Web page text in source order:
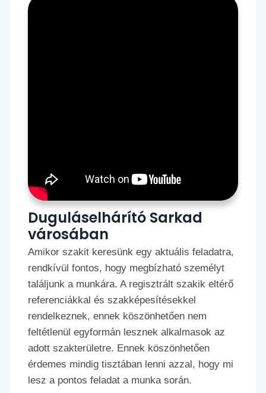
Duguláselhárító Sarkad
városában
Amikor szakit keresünk egy aktuális feladatra,
rendkívül fontos, hogy megbízható személyt
találjunk a munkára. A regisztrált szakik eltérő
referenciákkal és szakképesítésekkel
rendelkeznek, ennek köszönhetően nem
feltétlenül egyformán lesznek alkalmasok az
adott szakterületre. Ennek köszönhetően
érdemes mindig tisztában lenni azzal, hogy mi
lesz a pontos feladat a munka során.